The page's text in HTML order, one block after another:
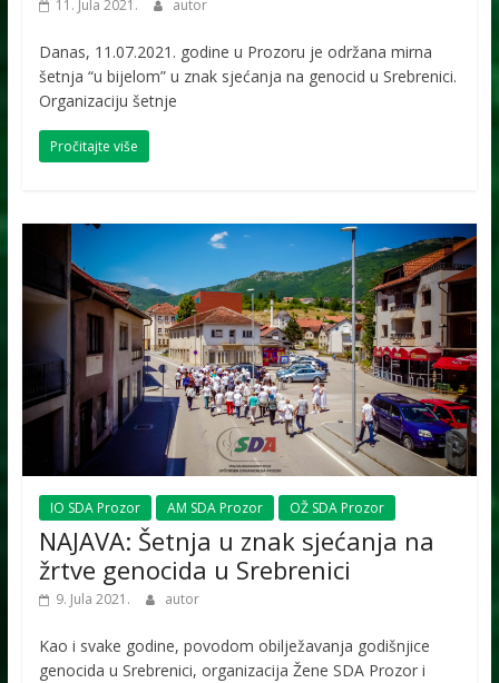
11. Jula 2021. autor
Danas, 11.07.2021. godine u Prozoru je održana mirna
šetnja “u bijelom” u znak sjećanja na genocid u Srebrenici.
Organizaciju šetnje
Pročitajte više
IO SDA Prozor AM SDA Prozor OŽ SDA Prozor
NAJAVA: Šetnja u znak sjećanja na
žrtve genocida u Srebrenici
9. Jula 2021. autor
Kao i svake godine, povodom obilježavanja godišnjice
genocida u Srebrenici, organizacija Žene SDA Prozor i